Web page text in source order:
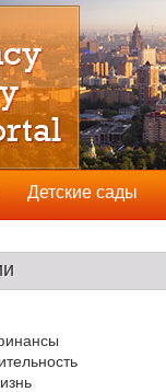
Детские сады